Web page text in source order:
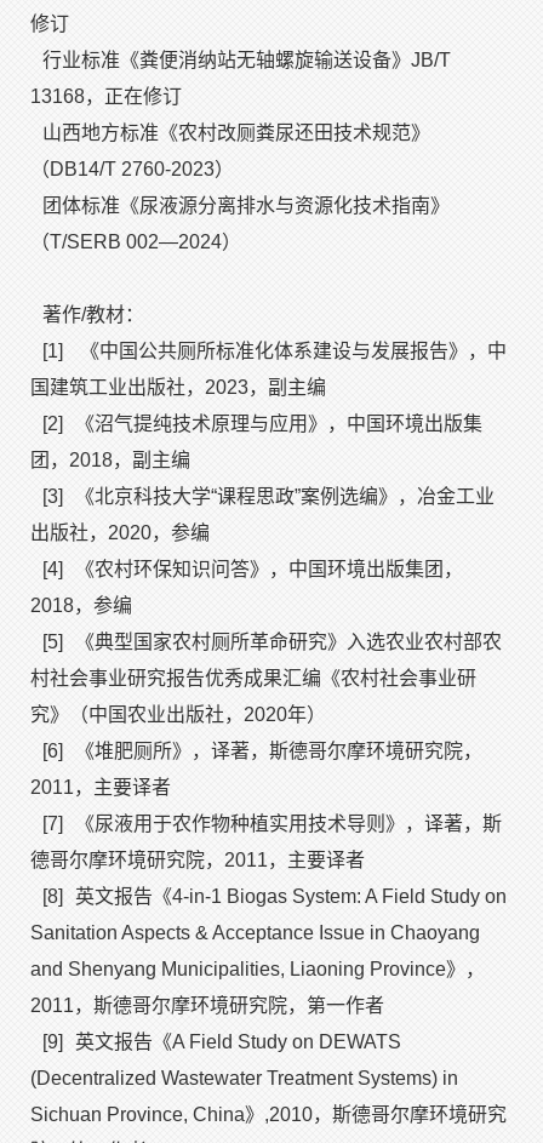
修订
行业标准《粪便消纳站无轴螺旋输送设备》JB/T
13168，正在修订
山西地方标准《农村改厕粪尿还田技术规范》
（DB14/T 2760-2023）
团体标准《尿液源分离排水与资源化技术指南》
（T/SERB 002—2024）
著作/教材：
[1]
《中国公共厕所标准化体系建设与发展报告》，中
国建筑工业出版社，2023，副主编
[2]
《沼气提纯技术原理与应用》，中国环境出版集
团，2018，副主编
[3]
《北京科技大学“课程思政”案例选编》，冶金工业
出版社，2020，参编
[4]
《农村环保知识问答》，中国环境出版集团，
2018，参编
[5]
《典型国家农村厕所革命研究》入选农业农村部农
村社会事业研究报告优秀成果汇编《农村社会事业研
究》（中国农业出版社，2020年）
[6]
《堆肥厕所》，译著，斯德哥尔摩环境研究院，
2011，主要译者
[7]
《尿液用于农作物种植实用技术导则》，译著，斯
德哥尔摩环境研究院，2011，主要译者
[8]
英文报告《4-in-1 Biogas System: A Field Study on
Sanitation Aspects & Acceptance Issue in Chaoyang
and Shenyang Municipalities, Liaoning Province》，
2011，斯德哥尔摩环境研究院，第一作者
[9]
英文报告《A Field Study on DEWATS
(Decentralized Wastewater Treatment Systems) in
Sichuan Province, China》,2010，斯德哥尔摩环境研究